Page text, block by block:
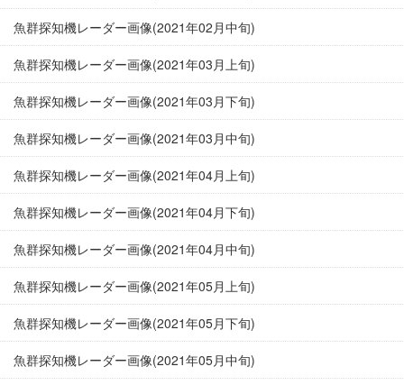
魚群探知機レーダー画像(2021年02月中旬)
魚群探知機レーダー画像(2021年03月上旬)
魚群探知機レーダー画像(2021年03月下旬)
魚群探知機レーダー画像(2021年03月中旬)
魚群探知機レーダー画像(2021年04月上旬)
魚群探知機レーダー画像(2021年04月下旬)
魚群探知機レーダー画像(2021年04月中旬)
魚群探知機レーダー画像(2021年05月上旬)
魚群探知機レーダー画像(2021年05月下旬)
魚群探知機レーダー画像(2021年05月中旬)